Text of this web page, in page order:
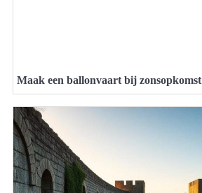
Maak een ballonvaart bij zonsopkomst